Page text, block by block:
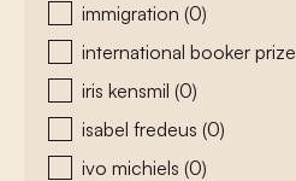
immigration (0)
international booker prize
iris kensmil (0)
isabel fredeus (0)
ivo michiels (0)